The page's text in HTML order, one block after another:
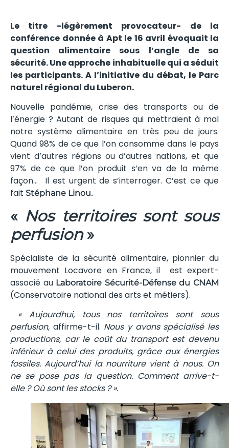
Le titre -légèrement provocateur- de la
conférence donnée à Apt le 16 avril évoquait la
question alimentaire sous l’angle de sa
sécurité. Une approche inhabituelle qui a séduit
les participants. A l’initiative du débat, le Parc
naturel régional du Luberon.
Nouvelle pandémie, crise des transports ou de
l’énergie ? Autant de risques qui mettraient à mal
notre système alimentaire en très peu de jours.
Quand 98% de ce que l’on consomme dans le pays
vient d’autres régions ou d’autres nations, et que
97% de ce que l’on produit s’en va de la même
façon… Il est urgent de s’interroger. C’est ce que
fait Stéphane Linou.
« Nos territoires sont sous
perfusion»
Spécialiste de la sécurité alimentaire, pionnier du
mouvement Locavore en France, il est expert-
associé au Laboratoire Sécurité-Défense du CNAM
(Conservatoire national des arts et métiers).
« Aujourdhui, tous nos territoires sont sous
perfusion, affirme-t-il. Nous y avons spécialisé les
productions, car le coût du transport est devenu
inférieur à celui des produits, grâce aux énergies
fossiles. Aujourd’hui la nourriture vient à nous. On
ne se pose pas la question. Comment arrive-t-
elle ? Où sont les stocks ? ».